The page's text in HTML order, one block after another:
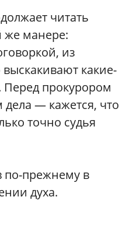
читать
же манере:
из
какие-
прокурором
— кажется, что
точно судья
по-прежнему в
духа.